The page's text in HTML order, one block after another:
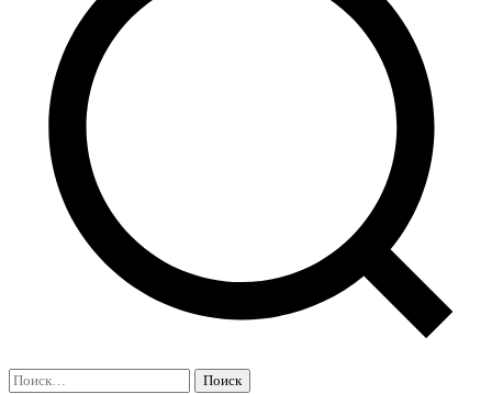
Найти: